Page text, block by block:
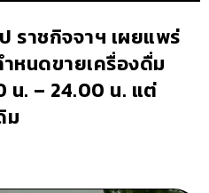
ราชกิจจาฯ เผยแพร่
ำหนดขายเครื่องดื่ม
น. – 24.00 น. แต่
ม